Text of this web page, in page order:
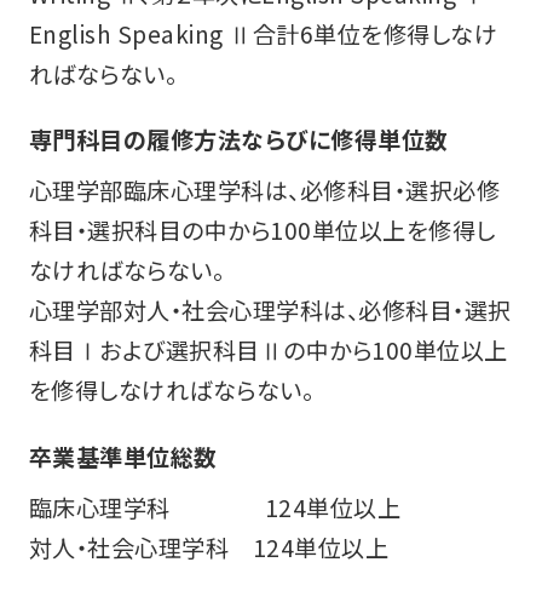
English Speaking Ⅱ合計6単位を修得しなけ
ればならない。
専門科目の履修方法ならびに修得単位数
心理学部臨床心理学科は、必修科目・選択必修
科目・選択科目の中から100単位以上を修得し
なければならない。
心理学部対人・社会心理学科は、必修科目・選択
科目Ⅰおよび選択科目Ⅱの中から100単位以上
を修得しなければならない。
卒業基準単位総数
臨床心理学科 124単位以上
対人・社会心理学科 124単位以上